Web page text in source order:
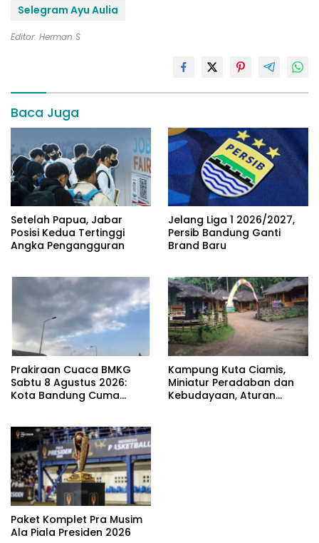
Selegram Ayu Aulia
Editor: Herman S
Baca Juga
Setelah Papua, Jabar
Posisi Kedua Tertinggi
Angka Pengangguran
Jelang Liga 1 2026/2027,
Persib Bandung Ganti
Brand Baru
Prakiraan Cuaca BMKG
Sabtu 8 Agustus 2026:
Kota Bandung Cuma
Kampung Kuta Ciamis,
Miniatur Peradaban dan
Kebudayaan, Aturan
Paket Komplet Pra Musim
Ala Piala Presiden 2026